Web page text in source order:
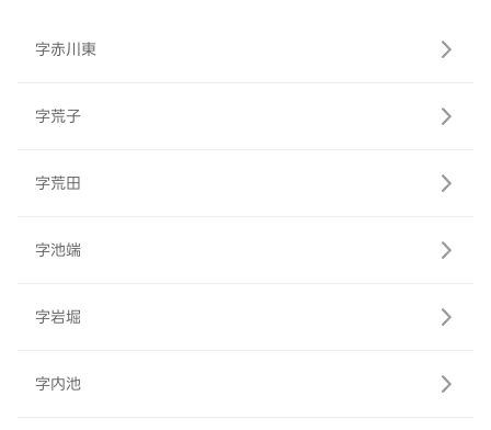
字赤川東
字荒子
字荒田
字池端
字岩堀
字内池